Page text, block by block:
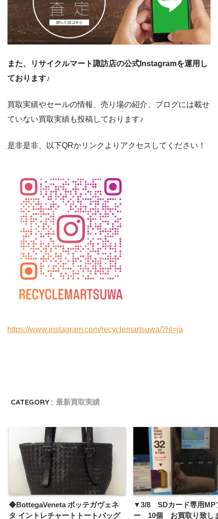
また、リサイクルマート諏訪店の公式Instagramを運用し
ております♪
買取実績やセールの情報、売り場の紹介、ブログには載せ
ていない買取実績も投稿しております♪
是非是非、以下QRかリンクよりアクセスしてください！
https://www.instagram.com/recyclemartsuwa/?hl=ja
CATEGORY : 最新買取実績
◆BottegaVeneta ボッテガヴェネ
タ イントレチャートトートバッグ
▼3/8 SDカード専用MP
ー 10個 お買取り致し